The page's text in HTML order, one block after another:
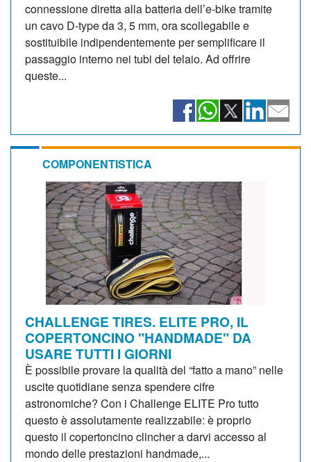
connessione diretta alla batteria dell’e-bike tramite
un cavo D-type da 3, 5 mm, ora scollegabile e
sostituibile indipendentemente per semplificare il
passaggio interno nei tubi del telaio. Ad offrire
queste...
COMPONENTISTICA
CHALLENGE TIRES. ELITE PRO, IL
COPERTONCINO "HANDMADE" DA
USARE TUTTI I GIORNI
È possibile provare la qualità del “fatto a mano” nelle
uscite quotidiane senza spendere cifre
astronomiche? Con i Challenge ELITE Pro tutto
questo è assolutamente realizzabile: è proprio
questo il copertoncino clincher a darvi accesso al
mondo delle prestazioni handmade,...